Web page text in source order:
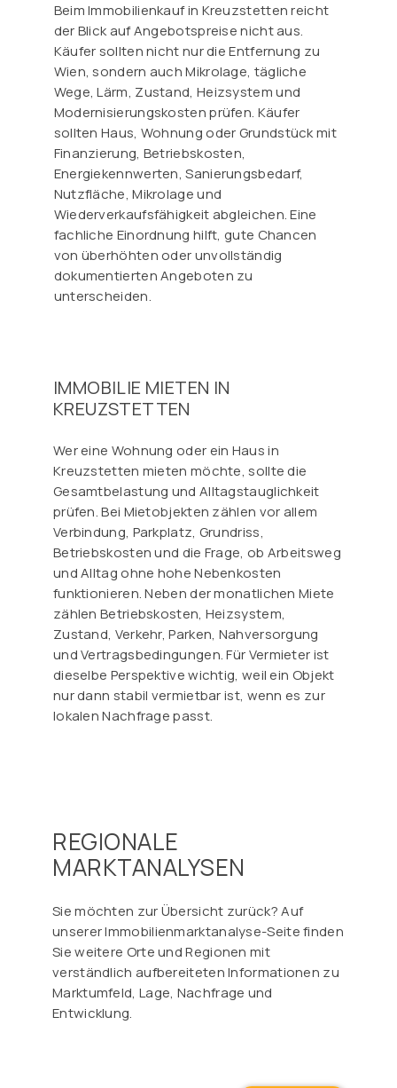
Beim Immobilienkauf in Kreuzstetten reicht
der Blick auf Angebotspreise nicht aus.
Käufer sollten nicht nur die Entfernung zu
Wien, sondern auch Mikrolage, tägliche
Wege, Lärm, Zustand, Heizsystem und
Modernisierungskosten prüfen. Käufer
sollten Haus, Wohnung oder Grundstück mit
Finanzierung, Betriebskosten,
Energiekennwerten, Sanierungsbedarf,
Nutzfläche, Mikrolage und
Wiederverkaufsfähigkeit abgleichen. Eine
fachliche Einordnung hilft, gute Chancen
von überhöhten oder unvollständig
dokumentierten Angeboten zu
unterscheiden.
IMMOBILIE MIETEN IN
KREUZSTETTEN
Wer eine Wohnung oder ein Haus in
Kreuzstetten mieten möchte, sollte die
Gesamtbelastung und Alltagstauglichkeit
prüfen. Bei Mietobjekten zählen vor allem
Verbindung, Parkplatz, Grundriss,
Betriebskosten und die Frage, ob Arbeitsweg
und Alltag ohne hohe Nebenkosten
funktionieren. Neben der monatlichen Miete
zählen Betriebskosten, Heizsystem,
Zustand, Verkehr, Parken, Nahversorgung
und Vertragsbedingungen. Für Vermieter ist
dieselbe Perspektive wichtig, weil ein Objekt
nur dann stabil vermietbar ist, wenn es zur
lokalen Nachfrage passt.
REGIONALE
MARKTANALYSEN
Sie möchten zur Übersicht zurück? Auf
unserer Immobilienmarktanalyse-Seite finden
Sie weitere Orte und Regionen mit
verständlich aufbereiteten Informationen zu
Marktumfeld, Lage, Nachfrage und
Entwicklung.